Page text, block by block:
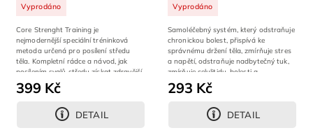
Vyprodáno
399 Kč
DETAIL
Core Strenght Training je
nejmodernější speciální tréninková
metoda určená pro posílení středu
těla. Kompletní rádce a návod, jak
posílením svalů středu získat zdravější
a lépe...
Vyprodáno
293 Kč
DETAIL
Samoléčebný systém, který odstraňuje
chronickou bolest, přispívá ke
správnému držení těla, zmírňuje stres
a napětí, odstraňuje nadbytečný tuk,
zmírňuje celulitidu, bolesti a...